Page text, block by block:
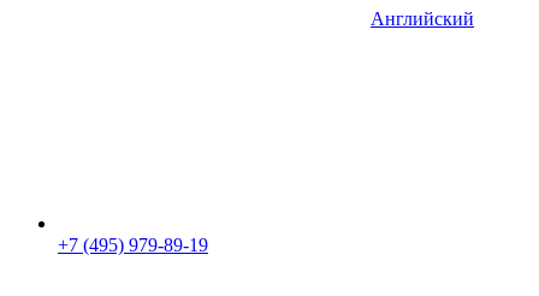
Английский
+7 (495) 979-89-19